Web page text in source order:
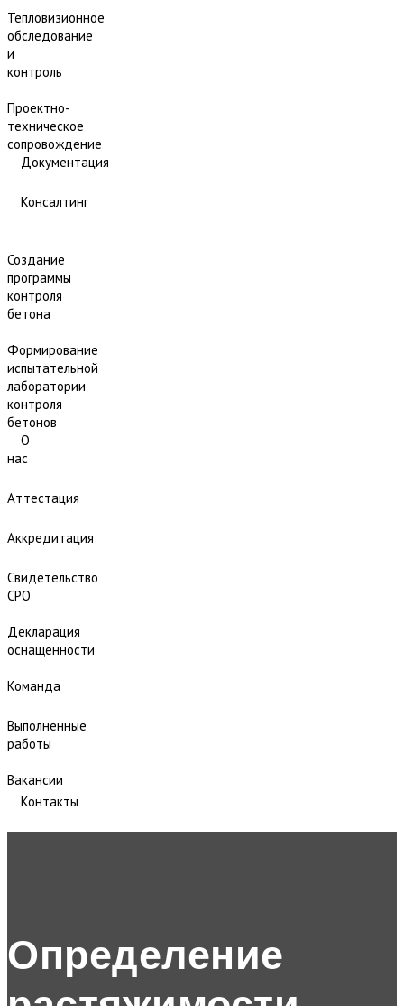
Тепловизионное
обследование
и
контроль
Проектно-
техническое
сопровождение
Документация
Консалтинг
Создание
программы
контроля
бетона
Формирование
испытательной
лаборатории
контроля
бетонов
О
нас
Аттестация
Аккредитация
Свидетельство
СРО
Декларация
оснащенности
Команда
Выполненные
работы
Вакансии
Контакты
Определение